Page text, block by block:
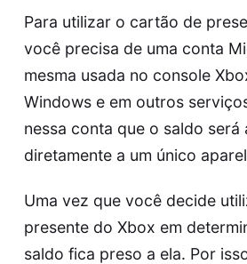
Para utilizar o cartão de
você precisa de uma conta
mesma usada no console
Windows e em outros
nessa conta que o saldo será
diretamente a um único
Uma vez que você decide
presente do Xbox em
saldo fica preso a ela. Por